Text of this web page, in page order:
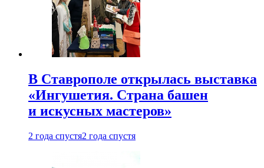
В Ставрополе открылась выставка
«Ингушетия. Страна башен
и искусных мастеров»
2 года спустя2 года спустя